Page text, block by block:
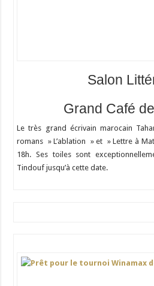
Salon
Grand Café
Le très grand écrivain marocain
romans » L’ablation » et » Lettre à
18h. Ses toiles sont
Tindouf jusqu’à cette date.